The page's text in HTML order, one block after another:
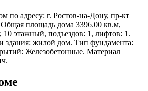
по адресу: г. Ростов-на-Дону, пр-кт
площадь дома 3396.00 кв.м,
10 этажный, подъездов: 1, лифтов: 1.
здания: жилой дом. Тип фундамента:
Железобетонные. Материал